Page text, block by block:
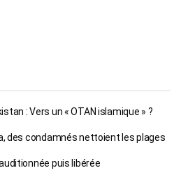
: Vers un « OTAN islamique » ?
des condamnés nettoient les plages
puis libérée